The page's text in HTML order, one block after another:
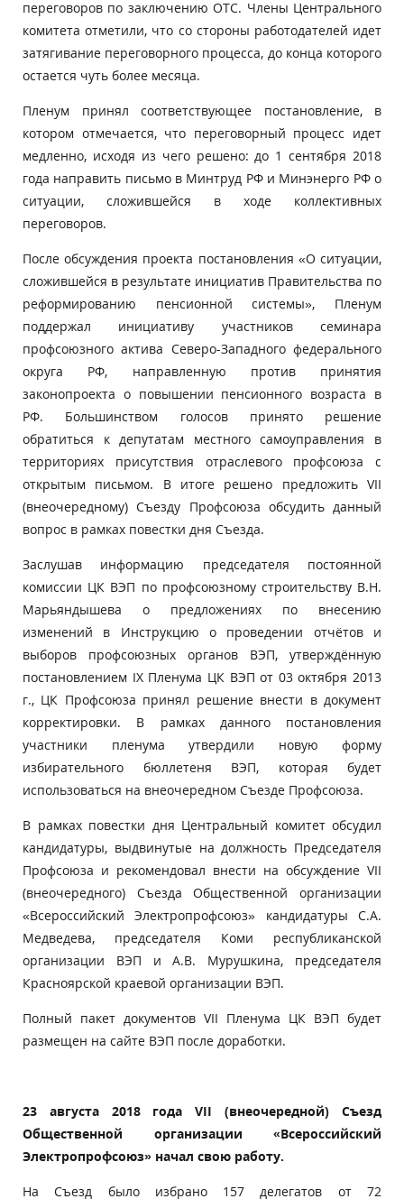
переговоров по заключению ОТС. Члены Центрального
комитета отметили, что со стороны работодателей идет
затягивание переговорного процесса, до конца которого
остается чуть более месяца.
Пленум принял соответствующее постановление, в
котором отмечается, что переговорный процесс идет
медленно, исходя из чего решено: до 1 сентября 2018
года направить письмо в Минтруд РФ и Минэнерго РФ о
ситуации, сложившейся в ходе коллективных
переговоров.
После обсуждения проекта постановления «О ситуации,
сложившейся в результате инициатив Правительства по
реформированию пенсионной системы», Пленум
поддержал инициативу участников семинара
профсоюзного актива Северо-Западного федерального
округа РФ, направленную против принятия
законопроекта о повышении пенсионного возраста в
РФ. Большинством голосов принято решение
обратиться к депутатам местного самоуправления в
территориях присутствия отраслевого профсоюза с
открытым письмом. В итоге решено предложить VII
(внеочередному) Съезду Профсоюза обсудить данный
вопрос в рамках повестки дня Съезда.
Заслушав информацию председателя постоянной
комиссии ЦК ВЭП по профсоюзному строительству В.Н.
Марьяндышева о предложениях по внесению
изменений в Инструкцию о проведении отчётов и
выборов профсоюзных органов ВЭП, утверждённую
постановлением IX Пленума ЦК ВЭП от 03 октября 2013
г., ЦК Профсоюза принял решение внести в документ
корректировки. В рамках данного постановления
участники пленума утвердили новую форму
избирательного бюллетеня ВЭП, которая будет
использоваться на внеочередном Съезде Профсоюза.
В рамках повестки дня Центральный комитет обсудил
кандидатуры, выдвинутые на должность Председателя
Профсоюза и рекомендовал внести на обсуждение VII
(внеочередного) Съезда Общественной организации
«Всероссийский Электропрофсоюз» кандидатуры С.А.
Медведева, председателя Коми республиканской
организации ВЭП и А.В. Мурушкина, председателя
Красноярской краевой организации ВЭП.
Полный пакет документов VII Пленума ЦК ВЭП будет
размещен на сайте ВЭП после доработки.
23 августа 2018 годаVII (внеочередной) Съезд
Общественной организации «Всероссийский
Электропрофсоюз» начал свою работу.
На Съезд было избрано 157 делегатов от 72